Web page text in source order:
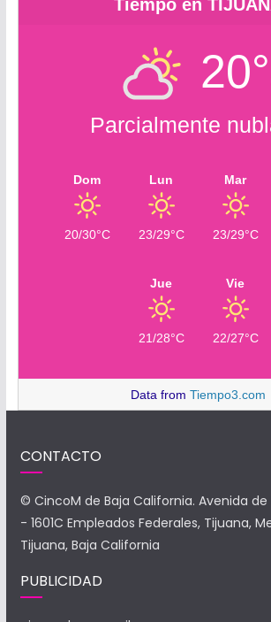
Tiempo en
20°
Parcialmente
Dom
20/30°C
Lun
23/29°C
Mar
23/29°C
Jue
21/28°C
Vie
22/27°C
Data fromTiempo3.com
CONTACTO
© CincoM de Baja California. Avenida
- 1601C Empleados Federales, Tijuana,
Tijuana, Baja California
PUBLICIDAD